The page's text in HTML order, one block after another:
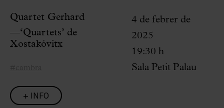
Quartet Gerhard
—‘Quartets’ de
Xostakóvitx
+ INFO
4 de febrer de
2025
19:30 h
Sala Petit Palau